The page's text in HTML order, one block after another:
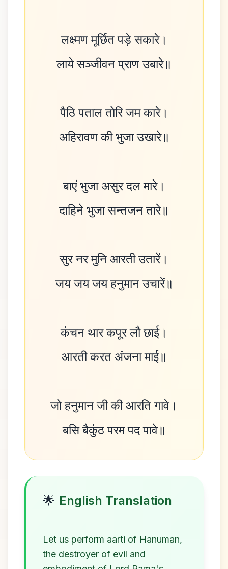
लक्ष्मण मूर्छित पड़े सकारे।
लाये सञ्जीवन प्राण उबारे॥
पैठि पताल तोरि जम कारे।
अहिरावण की भुजा उखारे॥
बाएं भुजा असुर दल मारे।
दाहिने भुजा सन्तजन तारे॥
सुर नर मुनि आरती उतारें।
जय जय जय हनुमान उचारें॥
कंचन थार कपूर लौ छाई।
आरती करत अंजना माई॥
जो हनुमान जी की आरति गावे।
🌟 English Translation
Let us perform aarti of Hanuman,
the destroyer of evil and